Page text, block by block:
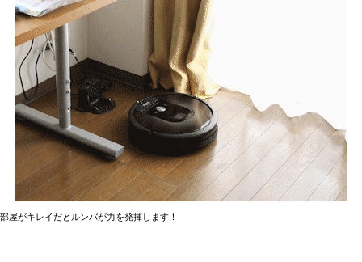
部屋がキレイだとルンバが力を発揮します！